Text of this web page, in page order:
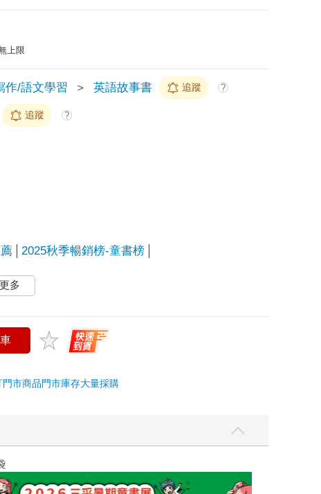
上限
作/語文學習 ＞ 英語故事書 追蹤 ?
追蹤 ?
2025秋季暢銷榜-童書榜
多
門市商品門市庫存大量採購